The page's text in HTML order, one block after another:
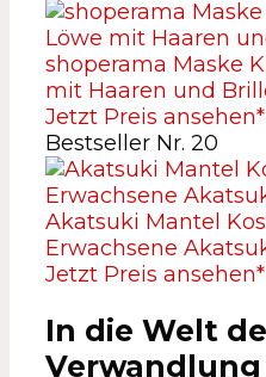
shoperama Maske
mit Haaren und
Jetzt Preis ansehen*
Bestseller Nr. 20
Akatsuki Mantel
Erwachsene
Jetzt Preis ansehen*
In die Welt